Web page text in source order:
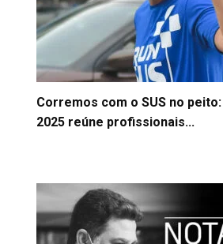
Corremos com o SUS no peito:
2025 reúne profissionais...